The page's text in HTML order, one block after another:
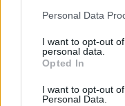
Please note that this
not limited to your visit
grant or deny consent
use your data for
consent section.
Personal Data
I want to opt-out
personal data.
Opted In
I want to opt-out
Personal Data.